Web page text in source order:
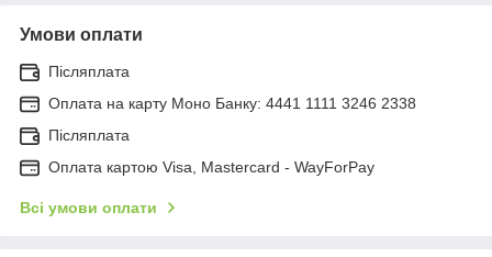
Умови оплати
Післяплата
Оплата на карту Моно Банку: 4441 1111 3246 2338
Післяплата
Оплата картою Visa, Mastercard - WayForPay
Всі умови оплати